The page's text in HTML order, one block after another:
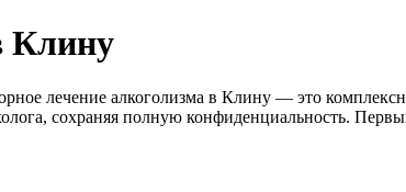
Клину
лечение алкоголизма в Клину — это
сохраняя полную конфиденциальность.